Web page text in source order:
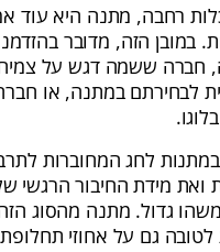
רחבה, מתנה היא עוד
במובן הזה, מדובר
חברה ששמה דגש על
לבחירתם במתנה, או
לחג המחוברות
ואת מידת החיבור הרגשי
גדול. מתנה מהסוג
גם על אחוזי